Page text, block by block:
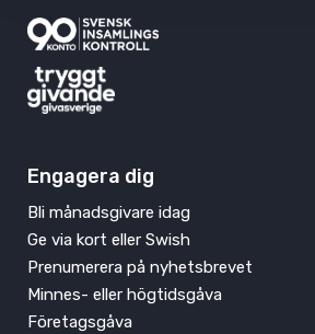
Engagera dig
Bli månadsgivare idag
Ge via kort eller Swish
Prenumerera på nyhetsbrevet
Minnes- eller högtidsgåva
Företagsgåva